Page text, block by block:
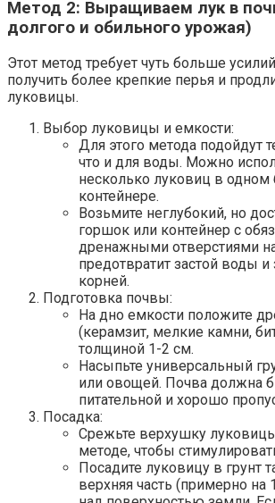
Метод 2: Выращиваем лук в
долгого и обильного урожая)
Этот метод требует чуть больше
получить более крепкие перья и
луковицы.
Выбор луковицы и емкости:
Для этого метода подойдут
что и для воды. Можно
несколько луковиц в
контейнере.
Возьмите неглубокий, но
горшок или контейнер с
дренажными отверстиями
предотвратит застой воды и
корней.
Подготовка почвы:
На дно емкости положите
(керамзит, мелкие камни,
толщиной 1-2 см.
Насыпьте универсальный
или овощей. Почва должна
питательной и хорошо
Посадка:
Срежьте верхушку
методе, чтобы
Посадите луковицу в грунт
верхняя часть (примерно на